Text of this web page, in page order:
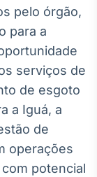
pelo órgão,
para a
serviços de
de esgoto
a Iguá, a
de
operações
potencial